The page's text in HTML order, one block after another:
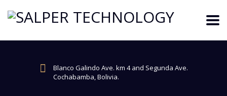
Blanco Galindo Ave. km 4 and Segunda Ave.
Cochabamba, Bolivia.